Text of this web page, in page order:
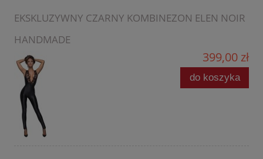
EKSKLUZYWNY CZARNY KOMBINEZON ELEN NOIR
HANDMADE
399,00 zł
do koszyka